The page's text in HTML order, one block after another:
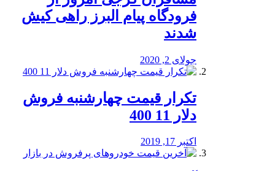
فرودگاه پیام البرز راهی کیش
شدند
جولای 2, 2020
تکرار قیمت چهارشنبه فروش
دلار 11 400
اکتبر 17, 2019